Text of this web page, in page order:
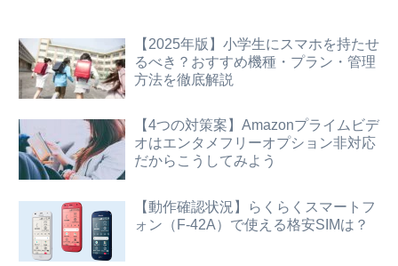
【2025年版】小学生にスマホを持たせ
るべき？おすすめ機種・プラン・管理
方法を徹底解説
【4つの対策案】Amazonプライムビデ
オはエンタメフリーオプション非対応
だからこうしてみよう
【動作確認状況】らくらくスマートフ
ォン（F-42A）で使える格安SIMは？